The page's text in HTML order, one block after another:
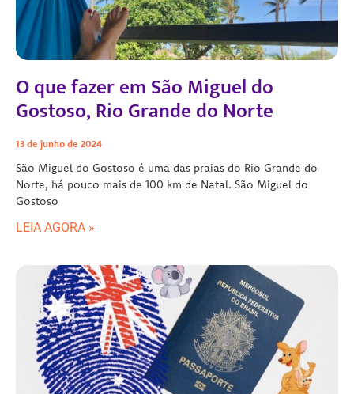
O que fazer em São Miguel do
Gostoso, Rio Grande do Norte
13 de junho de 2024
São Miguel do Gostoso é uma das praias do Rio Grande do
Norte, há pouco mais de 100 km de Natal. São Miguel do
Gostoso
LEIA AGORA »